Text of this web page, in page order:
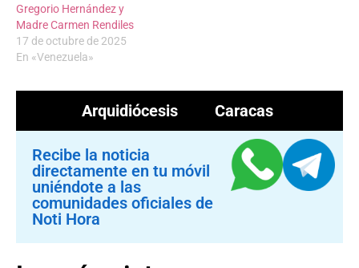
Gregorio Hernández y
Madre Carmen Rendiles
17 de octubre de 2025
En «Venezuela»
Arquidiócesis Caracas
Recibe la noticia
directamente en tu móvil
uniéndote a las
comunidades oficiales de
Noti Hora